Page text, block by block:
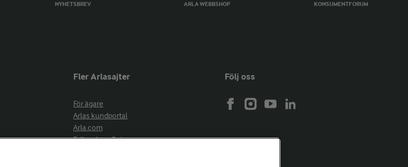
NYHETSBREV ARLA WEBBSHOP KONSUMENTFORUM
Fler Arlasajter
För ägare
Arlas kundportal
Arla.com
Falbygdens Ost
Följ oss